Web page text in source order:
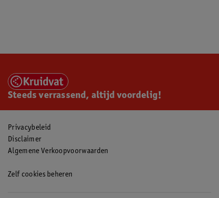
Steeds verrassend, altijd voordelig!
Privacybeleid
Disclaimer
Algemene Verkoopvoorwaarden
Zelf cookies beheren